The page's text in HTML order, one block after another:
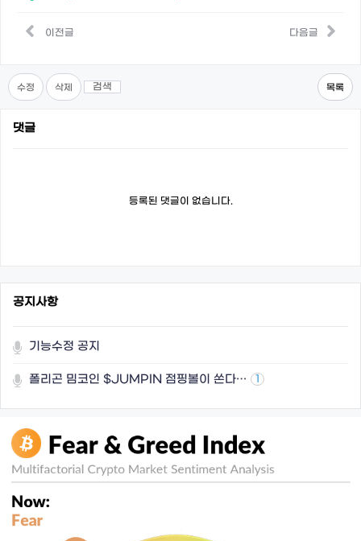
이전글 다음글
수정 삭제 검색 목록
댓글
등록된 댓글이 없습니다.
공지사항
기능수정 공지
폴리곤 밈코인 $JUMPIN 점핑볼이 쏜다… 1